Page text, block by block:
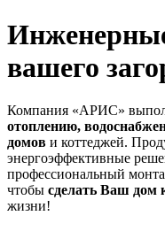
вашего
Компания «АРИС»
отоплению,
домов и коттеджей.
энергоэффективные
профессиональный
чтобы сделать Ваш дом
жизни!